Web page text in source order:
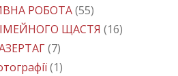
РОБОТА(55)
ЩАСТЯ (16)
(7)
(1)